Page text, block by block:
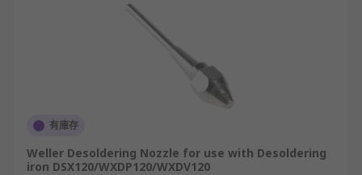
有庫存
Weller Desoldering Nozzle for use with Desoldering
iron DSX120/WXDP120/WXDV120